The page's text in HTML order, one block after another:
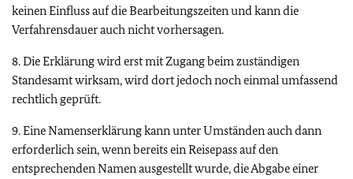
keinen Einfluss auf die Bearbeitungszeiten und kann die
Verfahrensdauer auch nicht vorhersagen.
8. Die Erklärung wird erst mit Zugang beim zuständigen
Standesamt wirksam, wird dort jedoch noch einmal umfassend
rechtlich geprüft.
9. Eine Namenserklärung kann unter Umständen auch dann
erforderlich sein, wenn bereits ein Reisepass auf den
entsprechenden Namen ausgestellt wurde, die Abgabe einer